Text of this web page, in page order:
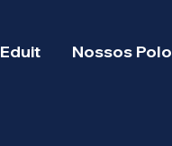
Eduit Nossos